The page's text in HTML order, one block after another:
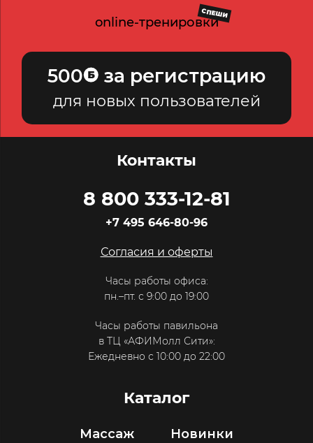
online-тренировки
СПЕШИ
500 за регистрацию
для новых пользователей
Контакты
8 800 333-12-81
+7 495 646-80-96
Согласия и оферты
Часы работы офиса:
пн.–пт. с 9:00 до 19:00
Часы работы павильона
в ТЦ «АФИМолл Сити»:
Ежедневно с 10:00 до 22:00
Каталог
Массаж Новинки